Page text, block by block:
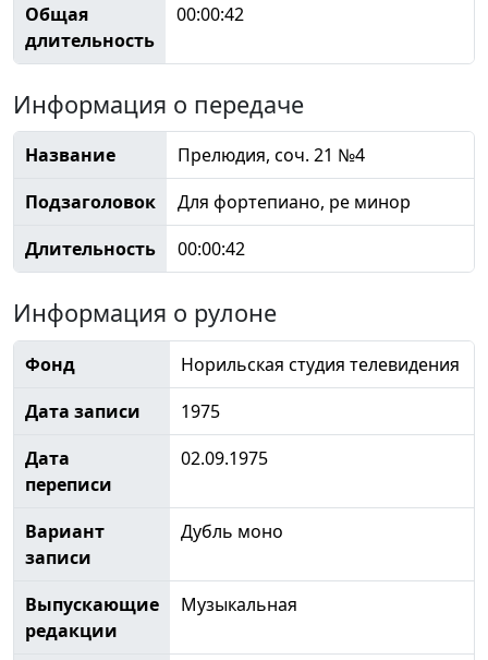
Общая
длительность
00:00:42
Информация о передаче
Название
Прелюдия, соч. 21 №4
Подзаголовок
Для фортепиано, ре минор
Длительность
00:00:42
Информация о рулоне
Фонд
Норильская студия телевидения
Дата записи
1975
Дата
переписи
02.09.1975
Вариант
записи
Дубль моно
Выпускающие
редакции
Музыкальная